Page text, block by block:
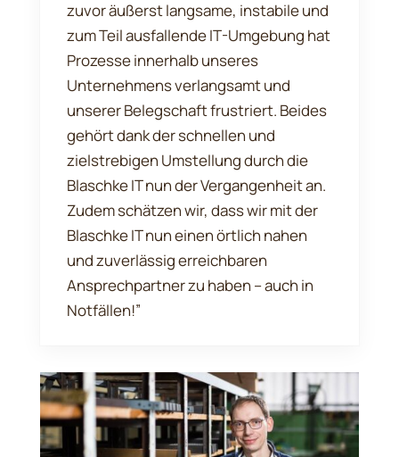
zuvor äußerst langsame, instabile und
zum Teil ausfallende IT-Umgebung hat
Prozesse innerhalb unseres
Unternehmens verlangsamt und
unserer Belegschaft frustriert. Beides
gehört dank der schnellen und
zielstrebigen Umstellung durch die
Blaschke IT nun der Vergangenheit an.
Zudem schätzen wir, dass wir mit der
Blaschke IT nun einen örtlich nahen
und zuverlässig erreichbaren
Ansprechpartner zu haben – auch in
Notfällen!”